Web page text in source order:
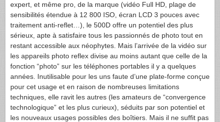
expert, et même pro, de la marque (vidéo Full HD, plage de
sensibilités étendue à 12 800 ISO , écran LCD 3 pouces avec
traitement anti-reflet…), le 500D offre un potentiel des plus
sérieux, apte à satisfaire tous les passionnés de photo tout en
restant accessible aux néophytes. Mais l’arrivée de la vidéo sur
les appareils photo reflex divise au moins autant que celle de la
fonction “photo” sur les téléphones portables il y a quelques
années. Inutilisable pour les uns faute d’une plate-forme conçue
pour cet usage et en raison de nombreuses limitations
techniques, elle ravit les autres (les amateurs de “convergence
technologique” et les plus curieux), séduits par son potentiel et
les nouveaux usages possibles des boîtiers. Mais il ne suffit pas